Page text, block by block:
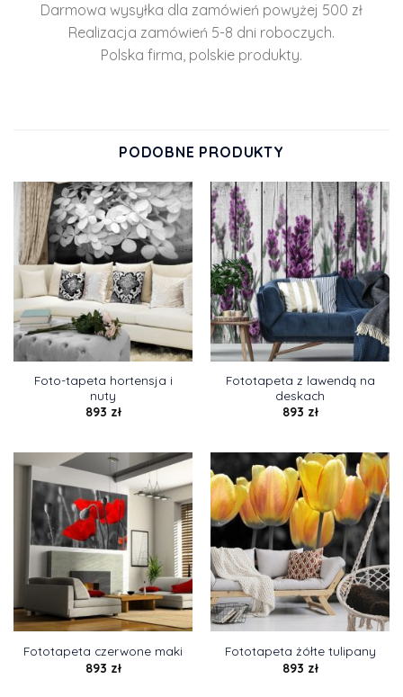
Darmowa wysyłka dla zamówień powyżej 500 zł
Realizacja zamówień 5-8 dni roboczych.
Polska firma, polskie produkty.
PODOBNE PRODUKTY
Foto-tapeta hortensja i
nuty
893 zł
Fototapeta z lawendą na
deskach
893 zł
Fototapeta czerwone maki
893 zł
Fototapeta żółte tulipany
893 zł